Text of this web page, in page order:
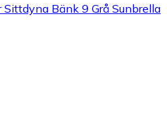
Bänk 9 Grå Sunbrella